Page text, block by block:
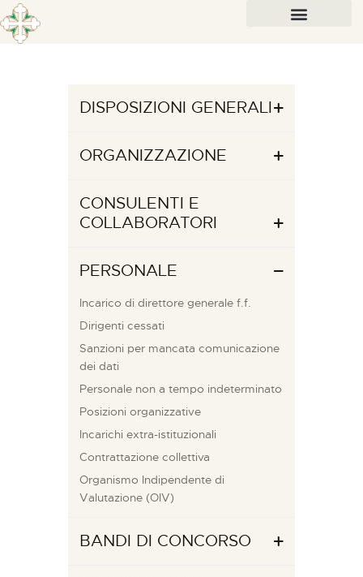
DISPOSIZIONI GENERALI
ORGANIZZAZIONE
CONSULENTI E
COLLABORATORI
PERSONALE
Incarico di direttore generale f.f.
Dirigenti cessati
Sanzioni per mancata comunicazione
dei dati
Personale non a tempo indeterminato
Posizioni organizzative
Incarichi extra-istituzionali
Contrattazione collettiva
Organismo Indipendente di
Valutazione (OIV)
BANDI DI CONCORSO